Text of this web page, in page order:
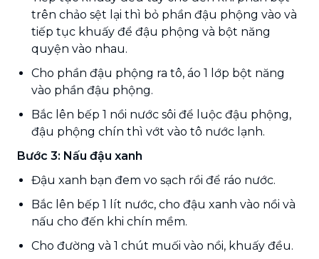
trên chảo sệt lại thì bỏ phần đậu phộng vào và
tiếp tục khuấy để đậu phộng và bột năng
quyện vào nhau.
Cho phần đậu phộng ra tô, áo 1 lớp bột năng
vào phần đậu phộng.
Bắc lên bếp 1 nồi nước sôi để luộc đậu phộng,
đậu phộng chín thì vớt vào tô nước lạnh.
Bước 3: Nấu đậu xanh
Đậu xanh bạn đem vo sạch rồi để ráo nước.
Bắc lên bếp 1 lít nước, cho đậu xanh vào nồi và
nấu cho đến khi chín mềm.
Cho đường và 1 chút muối vào nồi, khuấy đều.